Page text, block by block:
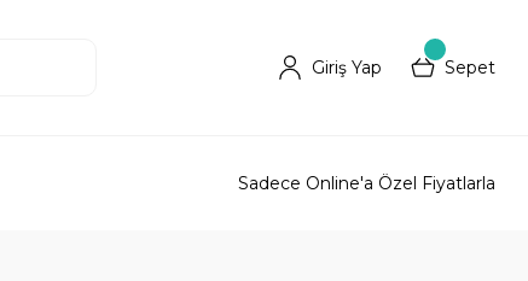
Giriş Yap Sepet
Sadece Online'a Özel Fiyatlarla